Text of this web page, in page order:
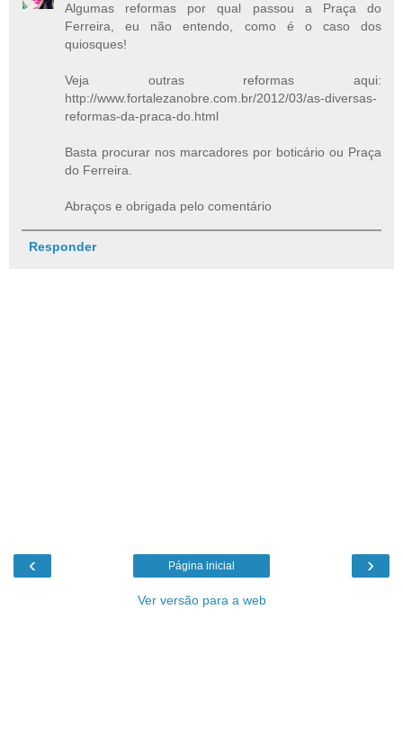
Algumas reformas por qual passou a Praça do
Ferreira, eu não entendo, como é o caso dos
quiosques!
Veja outras reformas aqui:
http://www.fortalezanobre.com.br/2012/03/as-diversas-
reformas-da-praca-do.html
Basta procurar nos marcadores por boticário ou Praça
do Ferreira.
Abraços e obrigada pelo comentário
Responder
‹ ›
Página inicial
Ver versão para a web